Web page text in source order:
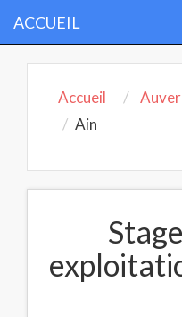
ACCUEIL
Accueil
Ain